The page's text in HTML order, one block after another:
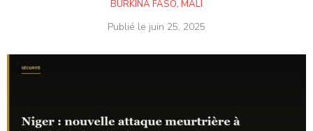
BURKINA FASO, MALI
Publié le juin 25, 2025